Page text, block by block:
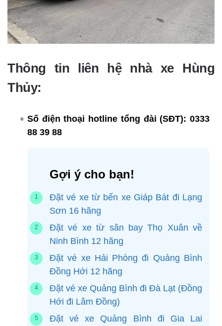
Thông tin liên hệ nhà xe Hùng
Thủy:
Số điện thoại hotline tổng đài (SĐT): 0333
88 39 88
Gợi ý cho bạn!
Đặt vé xe từ bến xe Giáp Bát đi Lạng
Sơn 16 hãng
Đặt vé xe từ sân bay Thọ Xuân về
Ninh Bình 12 hãng
Đặt vé xe Hải Phòng đi Quảng Bình
Đồng Hới 12 hãng
Đặt vé xe Quảng Bình đi Đà Lạt (Đồng
Hới đi Lâm Đồng)
Đặt vé xe Quảng Bình đi Gia Lai